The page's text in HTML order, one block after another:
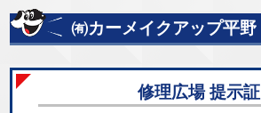
㈲カーメイクアップ平野
修理広場 提示証